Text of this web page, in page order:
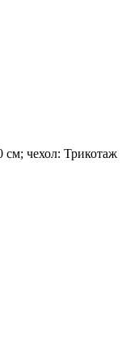
см; чехол: Трикотаж